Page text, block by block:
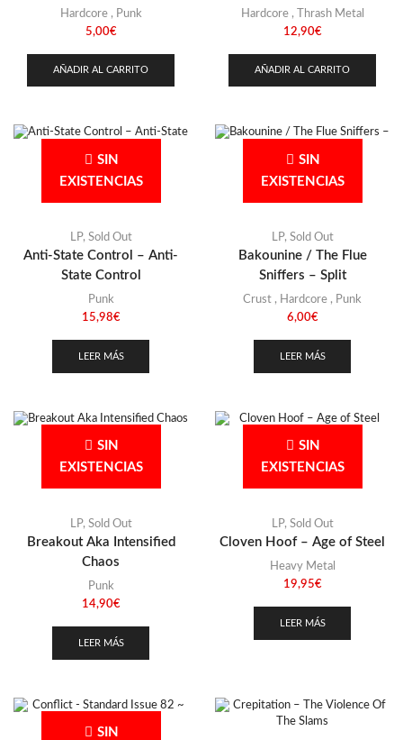
Hardcore, Punk
5,00€
AÑADIR AL CARRITO
Hardcore,
Thrash Metal
12,90€
AÑADIR AL CARRITO
SIN
EXISTENCIAS
LP, Sold Out
Anti-State Control – Anti-
State Control
Punk
15,98€
LEER MÁS
SIN
EXISTENCIAS
LP, Sold Out
Bakounine / The Flue
Sniffers – Split
Crust , Hardcore , Punk
6,00€
LEER MÁS
SIN
EXISTENCIAS
LP, Sold Out
Breakout Aka Intensified
Chaos
Punk
14,90€
LEER MÁS
SIN
EXISTENCIAS
LP, Sold Out
Cloven Hoof – Age of Steel
Heavy Metal
19,95€
LEER MÁS
SIN